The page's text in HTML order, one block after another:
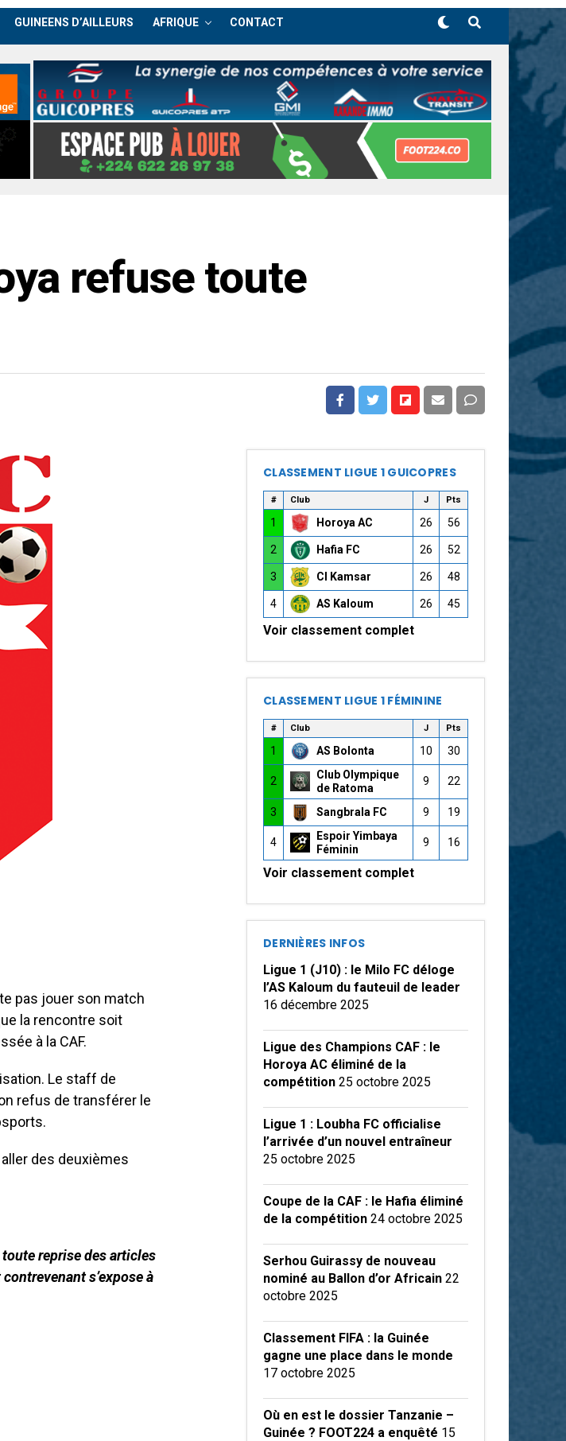
GUINEENS D’AILLEURS AFRIQUE CONTACT
refuse toute
pas jouer son match
la rencontre soit
à la CAF.
Le staff de
refus de transférer le
des deuxièmes
reprise des articles
s’expose à
CLASSEMENT LIGUE 1 GUICOPRES
# Club J Pts
1 Horoya AC 26 56
2 Hafia FC 26 52
3 CI Kamsar 26 48
4 AS Kaloum 26 45
Voir classement complet
CLASSEMENT LIGUE 1 FÉMININE
# Club J Pts
1 AS Bolonta 10 30
2
Club Olympique
de Ratoma
9 22
3 Sangbrala FC 9 19
4
Espoir Yimbaya
Féminin
9 16
Voir classement complet
DERNIÈRES INFOS
Ligue 1 (J10) : le Milo FC déloge
l’AS Kaloum du fauteuil de leader
16 décembre 2025
Ligue des Champions CAF : le
Horoya AC éliminé de la
compétition 25 octobre 2025
Ligue 1 : Loubha FC officialise
l’arrivée d’un nouvel entraîneur
25 octobre 2025
Coupe de la CAF : le Hafia éliminé
de la compétition 24 octobre 2025
Serhou Guirassy de nouveau
nominé au Ballon d’or Africain 22
octobre 2025
Classement FIFA : la Guinée
gagne une place dans le monde
17 octobre 2025
Où en est le dossier Tanzanie –
Guinée ? FOOT224 a enquêté 15